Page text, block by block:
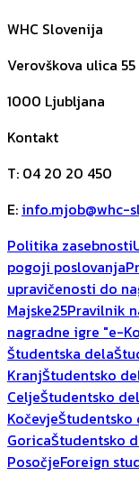
WHC Slovenija
Verovškova ulica 55
1000 Ljubljana
Kontakt
T: 04 20 20 450
E: info.mjob@whc-
Politika zasebnosti
pogoji poslovanja
upravičenosti do
Majske25Pravilnik
nagradne igre "e-
Študentska dela
KranjŠtudentsko
CeljeŠtudentsko
KočevjeŠtudentsko
GoricaŠtudentsko
PosočjeForeign